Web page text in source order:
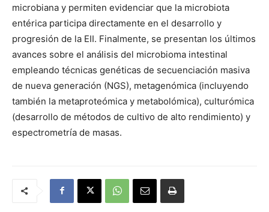
microbiana y permiten evidenciar que la microbiota
entérica participa directamente en el desarrollo y
progresión de la EII. Finalmente, se presentan los últimos
avances sobre el análisis del microbioma intestinal
empleando técnicas genéticas de secuenciación masiva
de nueva generación (NGS), metagenómica (incluyendo
también la metaproteómica y metabolómica), culturómica
(desarrollo de métodos de cultivo de alto rendimiento) y
espectrometría de masas.